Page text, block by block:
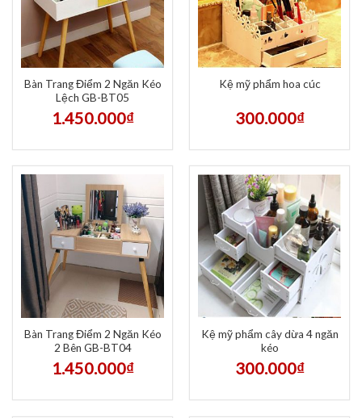
Bàn Trang Điểm 2 Ngăn Kéo
Lệch GB-BT05
1.450.000₫
Kệ mỹ phẩm hoa cúc
300.000₫
Bàn Trang Điểm 2 Ngăn Kéo
2 Bên GB-BT04
1.450.000₫
Kệ mỹ phẩm cây dừa 4 ngăn
kéo
300.000₫